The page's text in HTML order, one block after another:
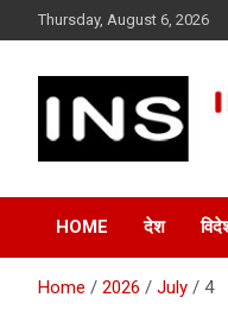
to
Thursday, August 6, 2026
Indian
HOME देश
Home 2026 July 4